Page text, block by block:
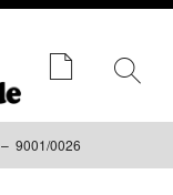
– 9001/0026